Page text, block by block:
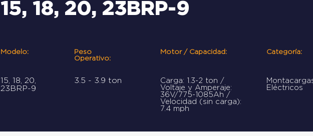
15, 18, 20, 23BRP-9
Modelo:
15, 18, 20,
23BRP-9
Peso
Operativo:
3.5 - 3.9 ton
Motor / Capacidad:
Carga: 1.3-2 ton /
Voltaje y Amperaje:
36V/775-1085Ah /
Velocidad (sin carga):
7.4 mph
Categoría:
Eléctricos